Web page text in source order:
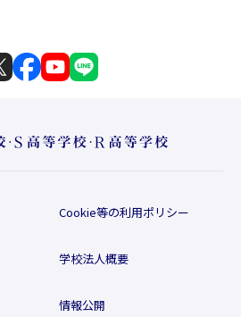
Cookie等の利用ポリシー
学校法人概要
情報公開